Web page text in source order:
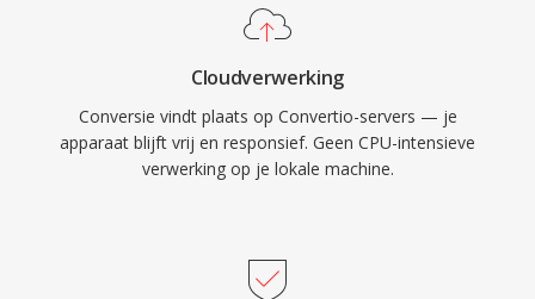
Cloudverwerking
Conversie vindt plaats op Convertio-servers — je
apparaat blijft vrij en responsief. Geen CPU-intensieve
verwerking op je lokale machine.